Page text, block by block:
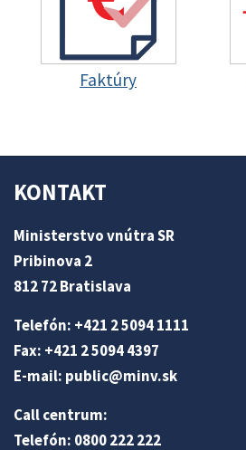
Faktúry
KONTAKT
Ministerstvo vnútra SR
Pribinova 2
812 72 Bratislava
Telefón: +421 2 5094 1111
Fax: +421 2 5094 4397
E-mail: public@minv.sk
Call centrum:
Telefón: 0800 222 222